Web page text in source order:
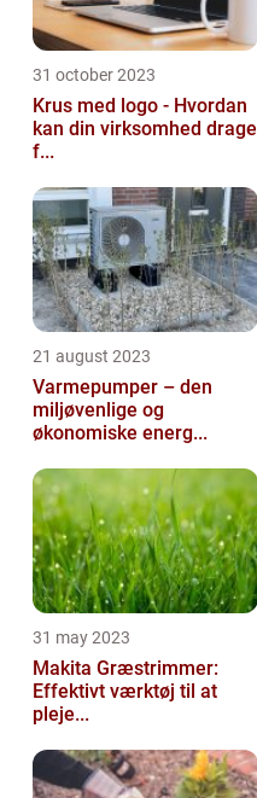
31 october 2023
Krus med logo - Hvordan
kan din virksomhed drage
f...
21 august 2023
Varmepumper – den
miljøvenlige og
økonomiske energ...
31 may 2023
Makita Græstrimmer:
Effektivt værktøj til at
pleje...